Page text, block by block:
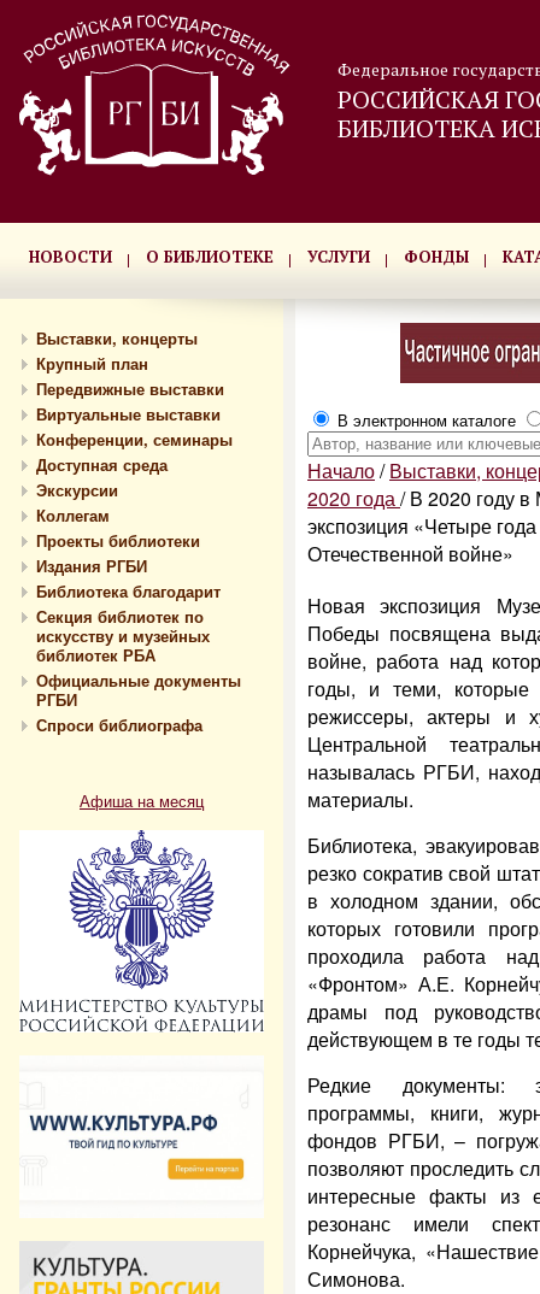
Федеральное
РОССИЙСКАЯ
БИБЛИОТЕКА
НОВОСТИ О БИБЛИОТЕКЕ УСЛУГИ ФОНДЫ
Выставки, концерты
Крупный план
Передвижные выставки
Виртуальные выставки
Конференции, семинары
Доступная среда
Экскурсии
Коллегам
Проекты библиотеки
Издания РГБИ
Библиотека благодарит
Секция библиотек по
искусству и музейных
библиотек РБА
Официальные документы
РГБИ
Спроси библиографа
Афиша на месяц
В электронном каталоге
Начало/ Выставки,
2020 года/ В 2020 году
экспозиция «Четыре
Отечественной войне»
Новая экспозиция
Победы посвящена
войне, работа над
годы, и теми,
режиссеры, актеры и
Центральной
называлась РГБИ,
материалы.
Библиотека,
резко сократив свой
в холодном здании,
которых готовили
проходила работа
«Фронтом» А.Е.
драмы под
действующем в те годы
Редкие документы:
программы, книги,
фондов РГБИ, –
позволяют проследить
интересные факты из
резонанс имели
Корнейчука,
Симонова.